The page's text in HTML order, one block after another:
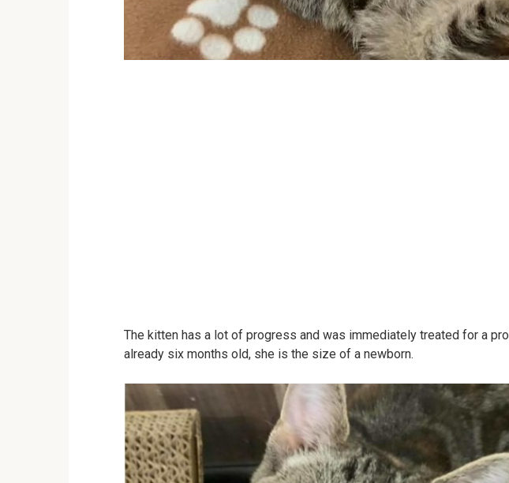
The kitten has a lot of progress and was immediately treated for a
already six months old, she is the size of a newborn.